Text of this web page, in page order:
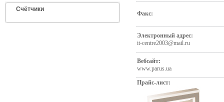
Счётчики
Факс:
Электронный адрес:
it-centre2003@mail.ru
Вебсайт:
www.parus.ua
Прайс-лист: